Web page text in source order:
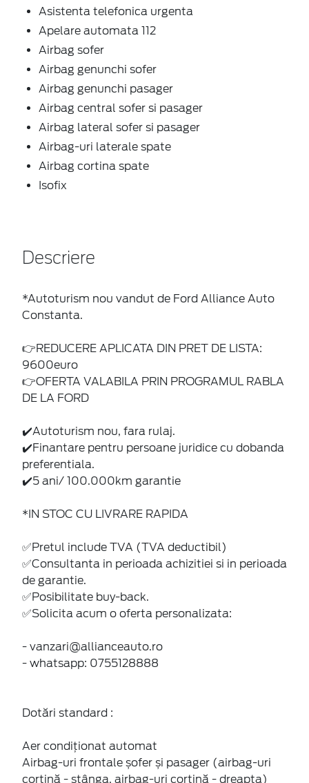
Asistenta telefonica urgenta
Apelare automata 112
Airbag sofer
Airbag genunchi sofer
Airbag genunchi pasager
Airbag central sofer si pasager
Airbag lateral sofer si pasager
Airbag-uri laterale spate
Airbag cortina spate
Isofix
Descriere
*Autoturism nou vandut de Ford Alliance Auto
Constanta.
👉REDUCERE APLICATA DIN PRET DE LISTA:
9600euro
👉OFERTA VALABILA PRIN PROGRAMUL RABLA
DE LA FORD
✔️Autoturism nou, fara rulaj.
✔️Finantare pentru persoane juridice cu dobanda
preferentiala.
✔️5 ani/ 100.000km garantie
*IN STOC CU LIVRARE RAPIDA
✅Pretul include TVA (TVA deductibil)
✅Consultanta in perioada achizitiei si in perioada
de garantie.
✅Posibilitate buy-back.
✅Solicita acum o oferta personalizata:
- vanzari@allianceauto.ro
- whatsapp: 0755128888
Dotări standard :
Aer condiționat automat
Airbag-uri frontale șofer și pasager (airbag-uri
cortină - stânga, airbag-uri cortină - dreapta)